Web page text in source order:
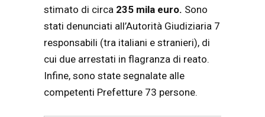
stimato di circa 235 mila euro. Sono
stati denunciati all’Autorità Giudiziaria 7
responsabili (tra italiani e stranieri), di
cui due arrestati in flagranza di reato.
Infine, sono state segnalate alle
competenti Prefetture 73 persone.